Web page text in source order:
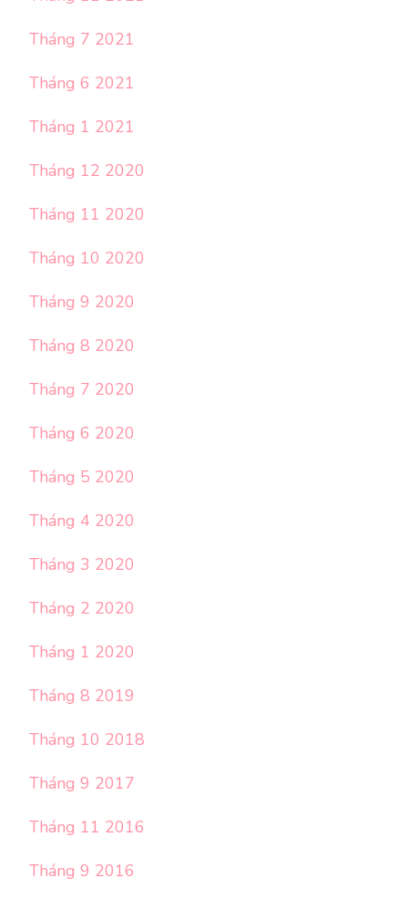
Tháng 7 2021
Tháng 6 2021
Tháng 1 2021
Tháng 12 2020
Tháng 11 2020
Tháng 10 2020
Tháng 9 2020
Tháng 8 2020
Tháng 7 2020
Tháng 6 2020
Tháng 5 2020
Tháng 4 2020
Tháng 3 2020
Tháng 2 2020
Tháng 1 2020
Tháng 8 2019
Tháng 10 2018
Tháng 9 2017
Tháng 11 2016
Tháng 9 2016